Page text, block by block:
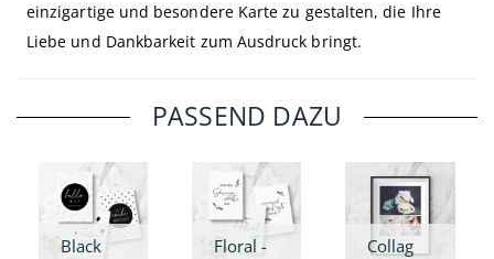
einzigartige und besondere Karte zu gestalten, die Ihre
Liebe und Dankbarkeit zum Ausdruck bringt.
PASSEND DAZU
Black & White - Meilensteinkarten